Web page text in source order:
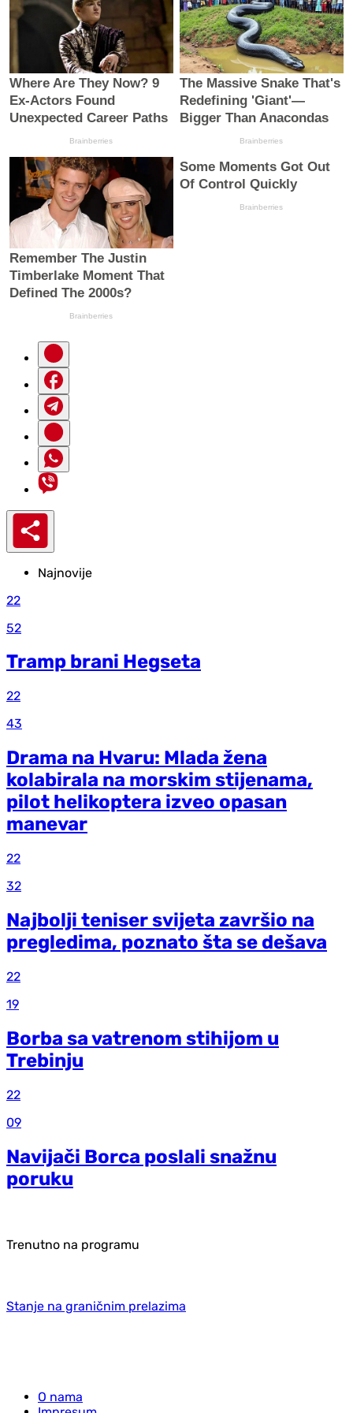
Najnovije
22
52
Tramp brani Hegseta
22
43
Drama na Hvaru: Mlada žena
kolabirala na morskim stijenama,
pilot helikoptera izveo opasan
manevar
22
32
Najbolji teniser svijeta završio na
pregledima, poznato šta se dešava
22
19
Borba sa vatrenom stihijom u
Trebinju
22
09
Navijači Borca poslali snažnu
poruku
Trenutno na programu
Stanje na graničnim prelazima
O nama